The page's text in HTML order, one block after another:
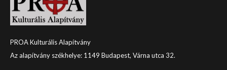
PROA Kulturális Alapítvány
Az alapítvány székhelye: 1149 Budapest, Várna utca 32.